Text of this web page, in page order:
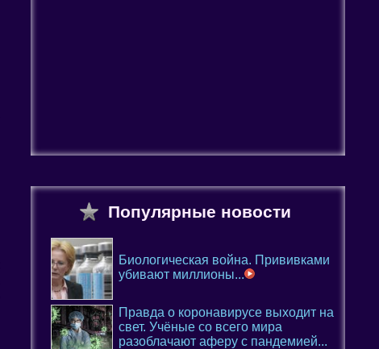
Популярные новости
Биологическая война. Прививками
убивают миллионы...
Правда о коронавирусе выходит на
свет. Учёные со всего мира
разоблачают аферу с пандемией...